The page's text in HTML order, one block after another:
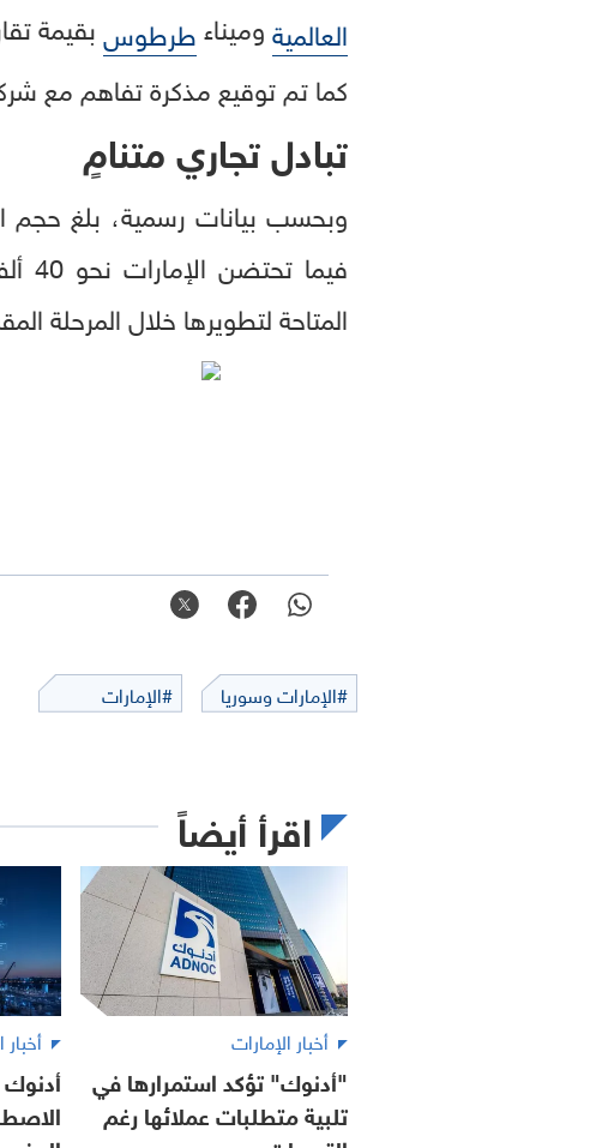
العالميةوميناءطرطوسبقيمة تقارب 800
كما تم توقيع مذكرة تفاهم مع
تبادل تجاري متنامٍ
المتاحة لتطويرها خلال المرحلة
#الإمارات وسوريا #الإمارات
اقرأ أيضاً
أخبار الإمارات
"أدنوك" تؤكد استمرارها في
تلبية متطلبات عملائها رغم
أدنوك